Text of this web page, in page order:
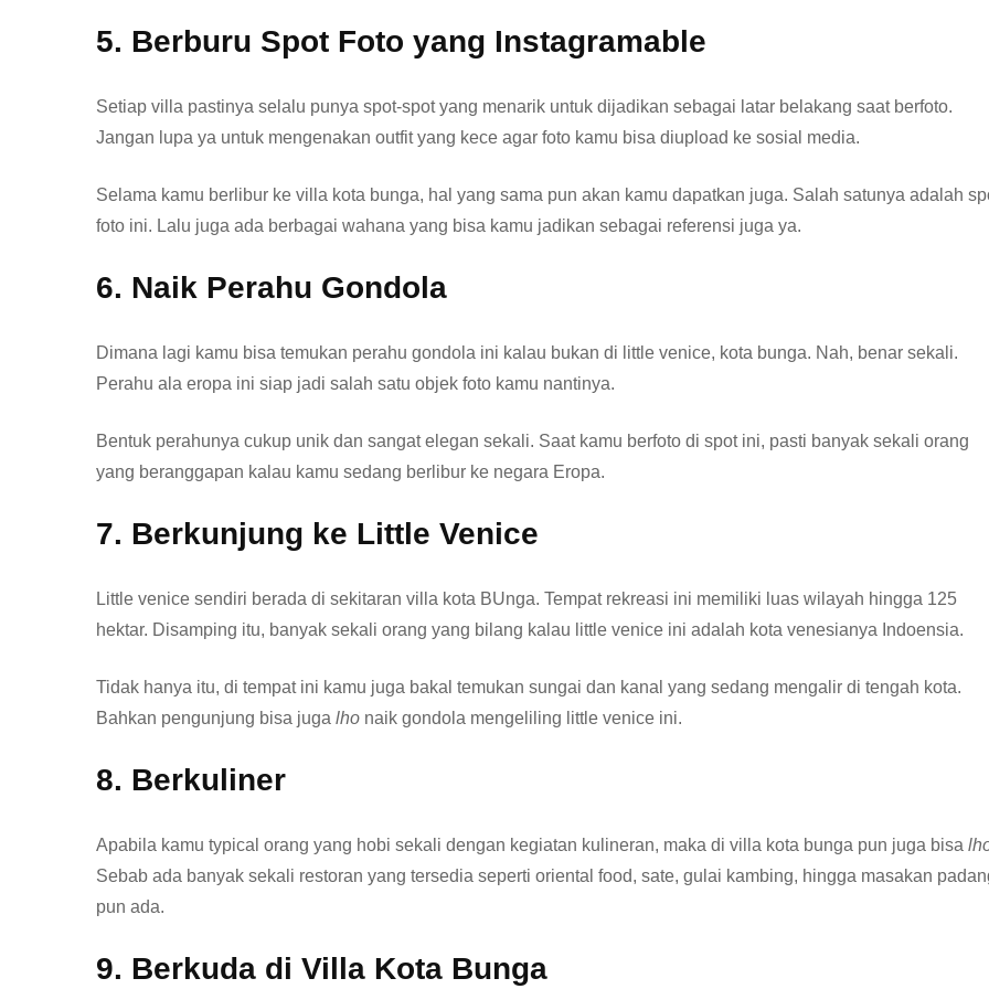
5. Berburu Spot Foto yang Instagramable
Setiap villa pastinya selalu punya spot-spot yang menarik untuk dijadikan sebagai latar belakang saat berfoto.
Jangan lupa ya untuk mengenakan outfit yang kece agar foto kamu bisa diupload ke sosial media.
Selama kamu berlibur ke villa kota bunga, hal yang sama pun akan kamu dapatkan juga. Salah satunya adalah
foto ini. Lalu juga ada berbagai wahana yang bisa kamu jadikan sebagai referensi juga ya.
6. Naik Perahu Gondola
Dimana lagi kamu bisa temukan perahu gondola ini kalau bukan di little venice, kota bunga. Nah, benar sekali.
Perahu ala eropa ini siap jadi salah satu objek foto kamu nantinya.
Bentuk perahunya cukup unik dan sangat elegan sekali. Saat kamu berfoto di spot ini, pasti banyak sekali orang
yang beranggapan kalau kamu sedang berlibur ke negara Eropa.
7. Berkunjung ke Little Venice
Little venice sendiri berada di sekitaran villa kota BUnga. Tempat rekreasi ini memiliki luas wilayah hingga 125
hektar. Disamping itu, banyak sekali orang yang bilang kalau little venice ini adalah kota venesianya Indoensia.
Tidak hanya itu, di tempat ini kamu juga bakal temukan sungai dan kanal yang sedang mengalir di tengah kota.
Bahkan pengunjung bisa juga lho naik gondola mengeliling little venice ini.
8. Berkuliner
Apabila kamu typical orang yang hobi sekali dengan kegiatan kulineran, maka di villa kota bunga pun juga bisa
Sebab ada banyak sekali restoran yang tersedia seperti oriental food, sate, gulai kambing, hingga masakan
pun ada.
9. Berkuda di Villa Kota Bunga